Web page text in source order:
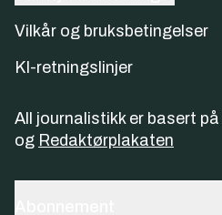
Vilkår og bruksbetingelser
KI-retningslinjer
All journalistikk er basert på
og Redaktørplakaten